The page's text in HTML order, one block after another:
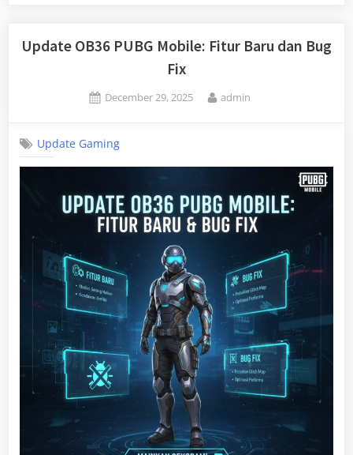
Update OB36 PUBG Mobile: Fitur Baru dan Bug
Fix
Posted
December 29, 2025 By
admin
Update Gaming